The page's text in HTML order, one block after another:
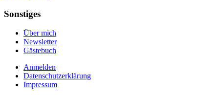
Sonstiges
Über mich
Newsletter
Gästebuch
Anmelden
Datenschutzerklärung
Impressum